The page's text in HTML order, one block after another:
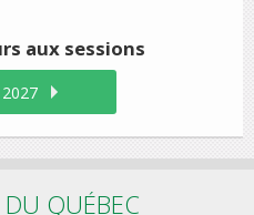
aux sessions
2027
DU QUÉBEC